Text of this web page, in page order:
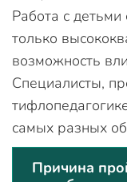
Работа с
только
возможность
Специалисты,
самых разных
Причина